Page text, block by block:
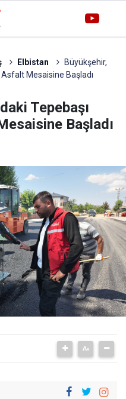
Elbistan
Büyükşehir,
Asfalt Mesaisine Başladı
Tepebaşı
Başladı